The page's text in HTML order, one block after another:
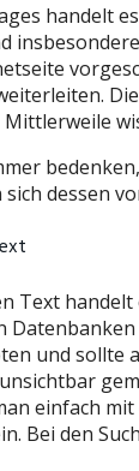
handelt
dessen
Text
und sollte
einfach
Bei den